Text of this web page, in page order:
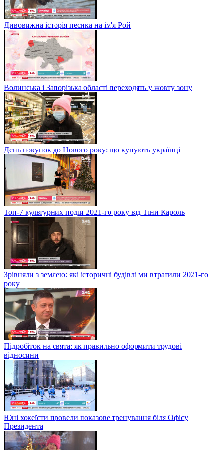
Дивовижна історія песика на ім'я Рой
Волинська і Запорізька області переходять у жовту зону
День покупок до Нового року: що купують українці
Топ-7 культурних подій 2021-го року від Тіни Кароль
Зрівняли з землею: які історичні будівлі ми втратили 2021-го
року
Підробіток на свята: як правильно оформити трудові
відносини
Юні хокеїсти провели показове тренування біля Офісу
Президента